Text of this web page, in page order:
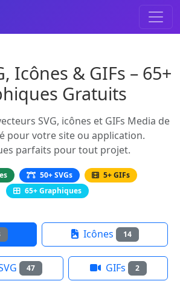
Icônes & GIFs – 65+
Gratuits
SVG, icônes et GIFs Media de
pour votre site ou application.
parfaits pour tout projet.
50+ SVGs
5+ GIFs
65+ Graphiques
Icônes 14
47 GIFs 2